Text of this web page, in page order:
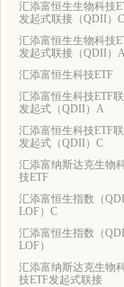
汇添富恒生生物科技
发起式联接（QDII）C
汇添富恒生生物科技
发起式联接（QDII）A
汇添富恒生科技ETF
汇添富恒生科技ETF
发起式（QDII）A
汇添富恒生科技ETF
发起式（QDII）C
汇添富纳斯达克生物
技ETF
汇添富恒生指数（
LOF）C
汇添富恒生指数（
LOF）
汇添富纳斯达克生物
技ETF发起式联接